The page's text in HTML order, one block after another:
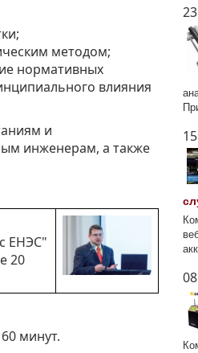
методом;
нормативных
влияния
и
инженерам, а также
ЕНЭС"
20
минут.